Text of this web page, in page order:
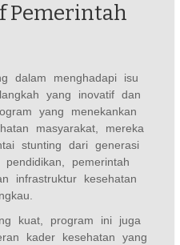
Pemerintah
dalam menghadapi isu
yang inovatif dan
yang menekankan
masyarakat, mereka
stunting dari generasi
pemerintah
infrastruktur kesehatan
kuat, program ini juga
kader kesehatan yang